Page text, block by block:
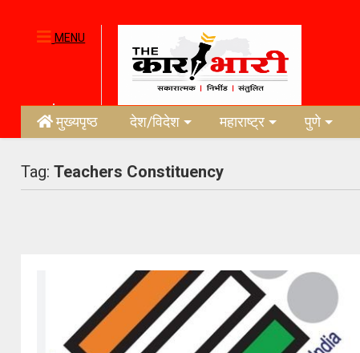
MENU
मुख्यपृष्ठ देश/विदेश महाराष्ट्र पुणे
Tag:Teachers Constituency